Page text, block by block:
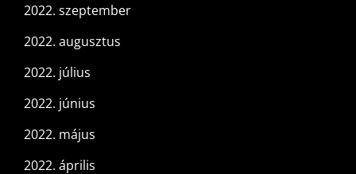
2022. szeptember
2022. augusztus
2022. július
2022. június
2022. május
2022. április